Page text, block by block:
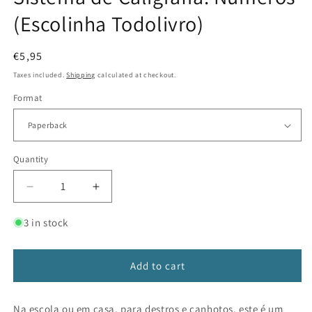
in
modal
(Escolinha Todolivro)
Regular
price
€5,95
Taxes included.Shipping calculated at checkout.
Format
Quantity
Decrease
quantity
for
de
Números
Increase
quantity
de
Caligrafia:
Números
3 in stock
Add to cart
Na escola ou em casa, para destros e canhotos, este é um